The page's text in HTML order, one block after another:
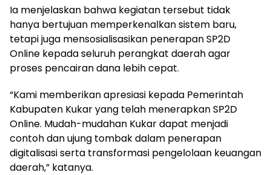
Ia menjelaskan bahwa kegiatan tersebut tidak
hanya bertujuan memperkenalkan sistem baru,
tetapi juga mensosialisasikan penerapan SP2D
Online kepada seluruh perangkat daerah agar
proses pencairan dana lebih cepat.
“Kami memberikan apresiasi kepada Pemerintah
Kabupaten Kukar yang telah menerapkan SP2D
Online. Mudah-mudahan Kukar dapat menjadi
contoh dan ujung tombak dalam penerapan
digitalisasi serta transformasi pengelolaan keuangan
daerah,” katanya.